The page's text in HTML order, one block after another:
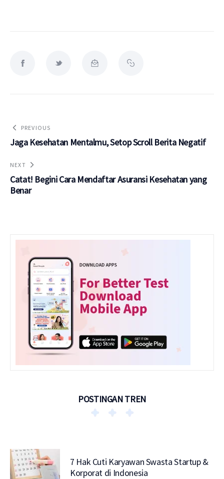
PREVIOUS
Jaga Kesehatan Mentalmu, Setop Scroll Berita Negatif
NEXT
Catat! Begini Cara Mendaftar Asuransi Kesehatan yang
Benar
POSTINGAN TREN
7 Hak Cuti Karyawan Swasta Startup &
Korporat di Indonesia